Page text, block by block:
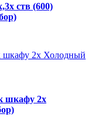
ств (600)
шкафу 2х